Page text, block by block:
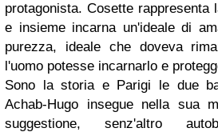
protagonista. Cosette rappresenta
e insieme incarna un'ideale di
purezza, ideale che doveva
l'uomo potesse incarnarlo e
Sono la storia e Parigi le due
Achab-Hugo insegue nella sua
suggestione, senz'altro